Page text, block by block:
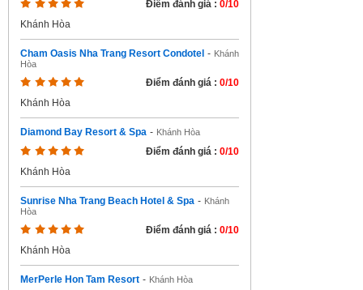
Điểm đánh giá : 0/10
Khánh Hòa
Cham Oasis Nha Trang Resort Condotel - Khánh
Hòa
Điểm đánh giá : 0/10
Khánh Hòa
Diamond Bay Resort & Spa - Khánh Hòa
Điểm đánh giá : 0/10
Khánh Hòa
Sunrise Nha Trang Beach Hotel & Spa - Khánh
Hòa
Điểm đánh giá : 0/10
Khánh Hòa
MerPerle Hon Tam Resort - Khánh Hòa